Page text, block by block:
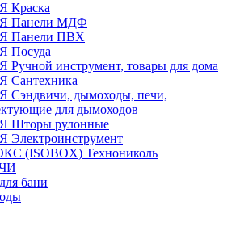
Краска
Панели МДФ
Панели ПВХ
Посуда
инструмент, товары для дома
дымоходы, печи,
для дымоходов
Шторы рулонные
(ISOBOX) Технониколь
бани